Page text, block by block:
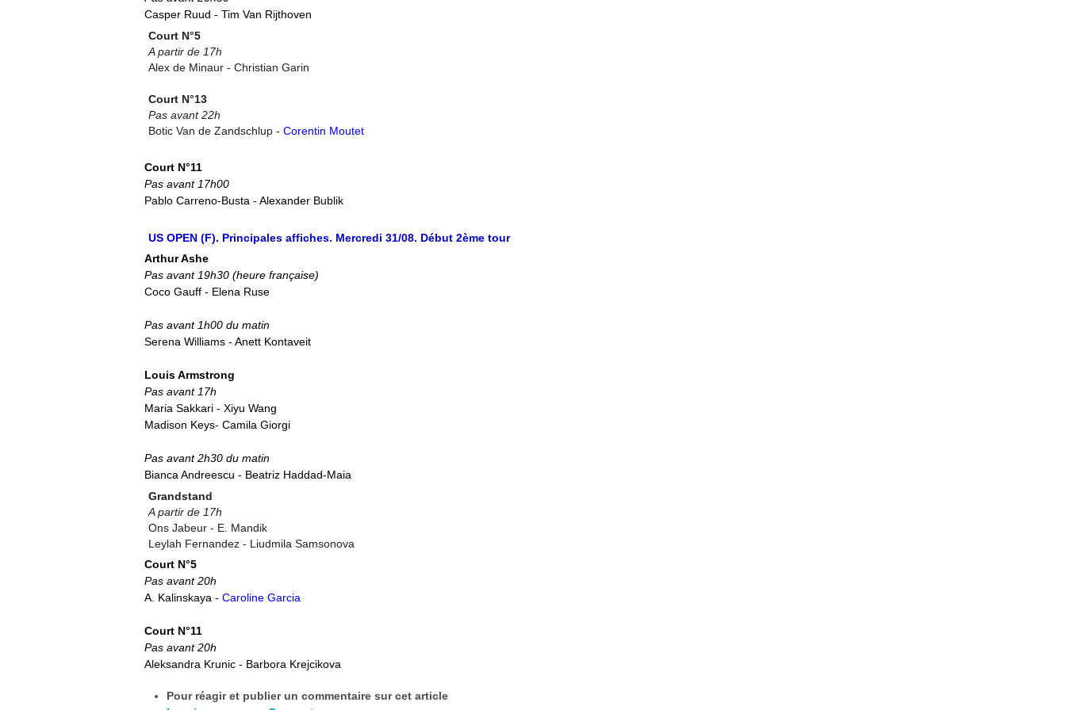
Casper Ruud - Tim Van Rijthoven
Court N°5
A partir de 17h
Alex de Minaur - Christian Garin
Court N°13
Pas avant 22h
Botic Van de Zandschlup - Corentin Moutet
Court N°11
Pas avant 17h00
Pablo Carreno-Busta - Alexander Bublik
US OPEN (F). Principales affiches. Mercredi 31/08. Début 2ème tour
Arthur Ashe
Pas avant 19h30 (heure française)
Coco Gauff - Elena Ruse
Pas avant 1h00 du matin
Serena Williams - Anett Kontaveit
Louis Armstrong
Pas avant 17h
Maria Sakkari - Xiyu Wang
Madison Keys- Camila Giorgi
Pas avant 2h30 du matin
Bianca Andreescu - Beatriz Haddad-Maia
Grandstand
A partir de 17h
Ons Jabeur - E. Mandik
Leylah Fernandez - Liudmila Samsonova
Court N°5
Pas avant 20h
A. Kalinskaya - Caroline Garcia
Court N°11
Pas avant 20h
Aleksandra Krunic - Barbora Krejcikova
Pour réagir et publier un commentaire sur cet article